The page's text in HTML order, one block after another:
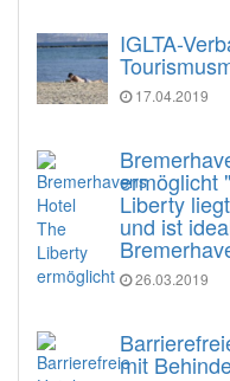
IGLTA-
17.04.2019
ermöglicht
Liberty
und ist
26.03.2019
mit